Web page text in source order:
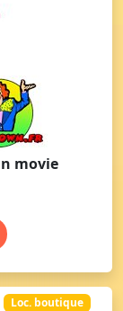
movie
Loc. boutique